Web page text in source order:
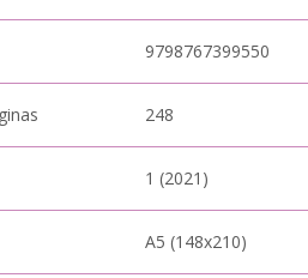
9798767399550
248
1 (2021)
A5 (148x210)